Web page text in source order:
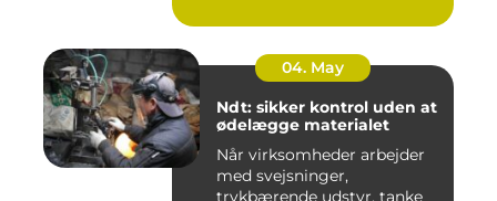
04. May
Ndt: sikker kontrol uden at
ødelægge materialet
Når virksomheder arbejder
med svejsninger,
trykbærende udstyr, tanke